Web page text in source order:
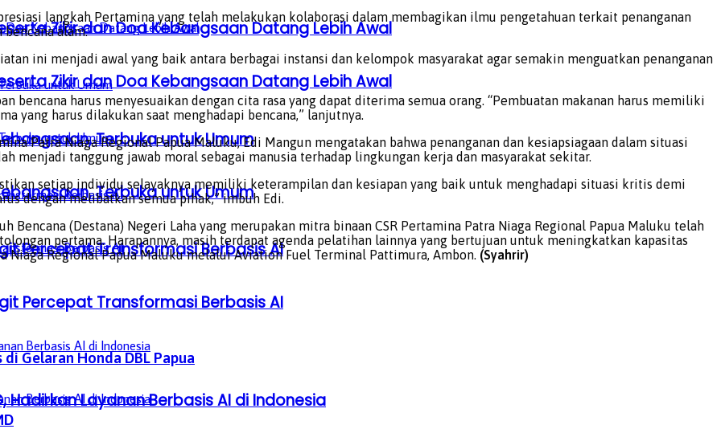
Zikir dan Doa Kebangsaan Datang Lebih Awal
Terbuka untuk Umum
Percepat Transformasi Berbasis AI
Layanan Berbasis AI di Indonesia
Zikir dan Doa Kebangsaan Datang Lebih Awal
Terbuka untuk Umum
Percepat Transformasi Berbasis AI
langkah Pertamina yang telah melakukan kolaborasi dalam membagikan ilmu pengetahuan terkait penanganan
alam.
ini menjadi awal yang baik antara berbagai instansi dan kelompok masyarakat agar semakin menguatkan penanganan
bencana harus menyesuaikan dengan cita rasa yang dapat diterima semua orang. “Pembuatan makanan harus memiliki
yang harus dilakukan saat menghadapi bencana,” lanjutnya.
Patra Niaga Regional Papua Maluku, Edi Mangun mengatakan bahwa penanganan dan kesiapsiagaan dalam situasi
menjadi tanggung jawab moral sebagai manusia terhadap lingkungan kerja dan masyarakat sekitar.
setiap individu selayaknya memiliki keterampilan dan kesiapan yang baik untuk menghadapi situasi kritis demi
dengan melibatkan semua pihak,” imbuh Edi.
Bencana (Destana) Negeri Laha yang merupakan mitra binaan CSR Pertamina Patra Niaga Regional Papua Maluku telah
pertama. Harapannya, masih terdapat agenda pelatihan lainnya yang bertujuan untuk meningkatkan kapasitas
Niaga Regional Papua Maluku melalui Aviation Fuel Terminal Pattimura, Ambon. (Syahrir)
Gelaran Honda DBL Papua